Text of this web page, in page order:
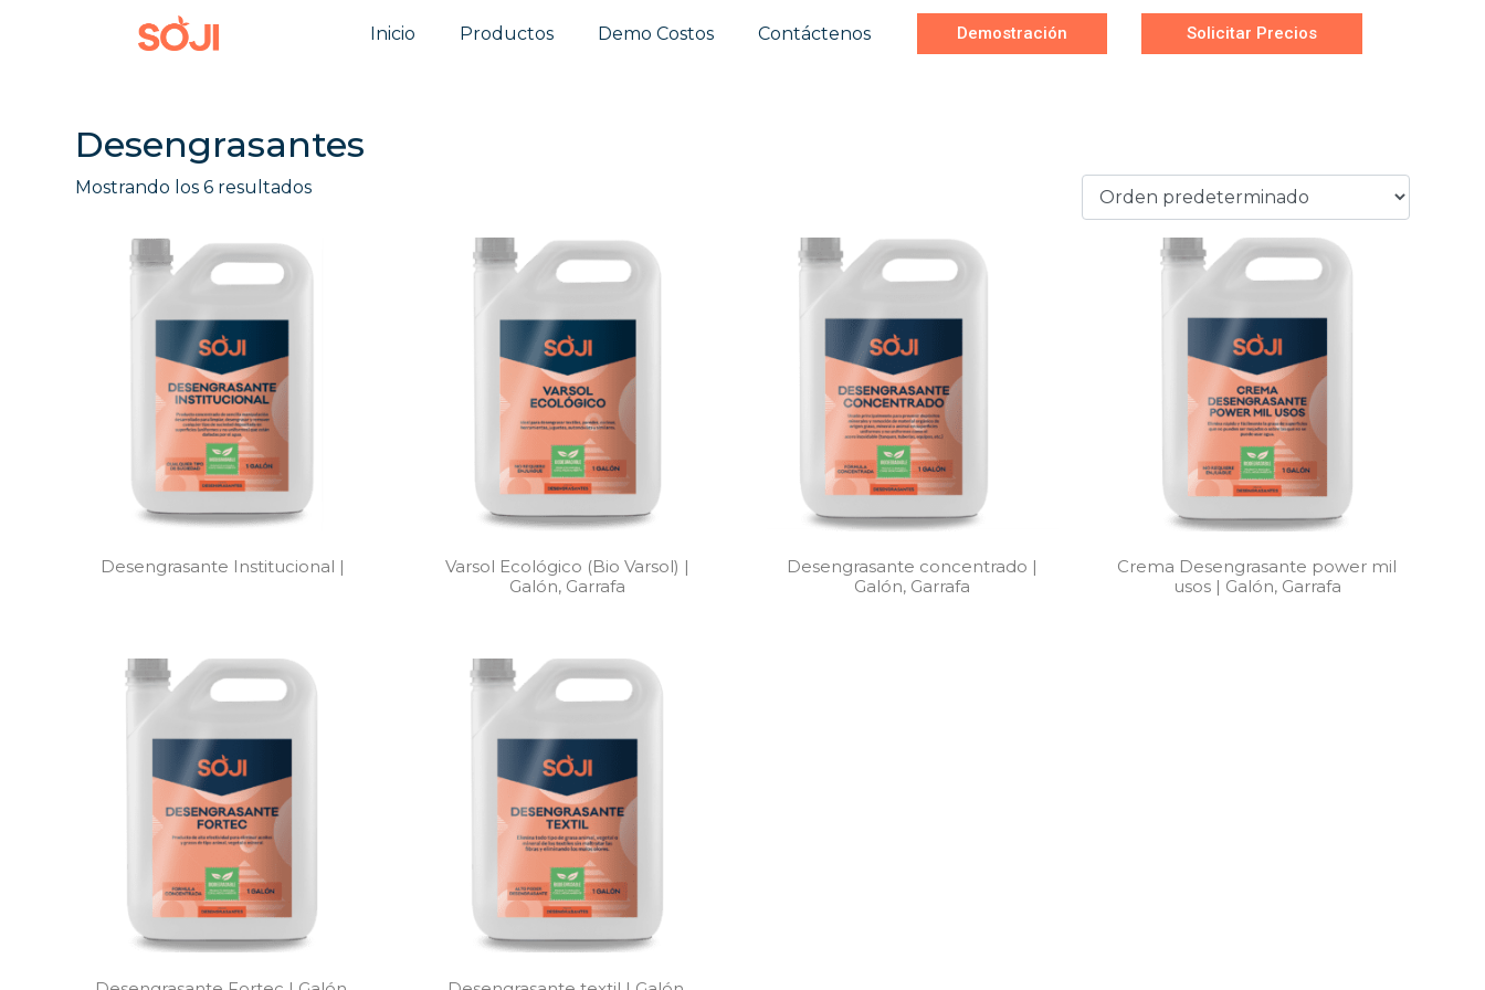
Inicio Productos Demo Costos Contáctenos Demostración Solicitar Precios
Desengrasantes
Mostrando los 6 resultados
Desengrasante Institucional |
Varsol Ecológico (Bio Varsol) |
Galón, Garrafa
Desengrasante concentrado |
Galón, Garrafa
Crema Desengrasante power mil
usos | Galón, Garrafa